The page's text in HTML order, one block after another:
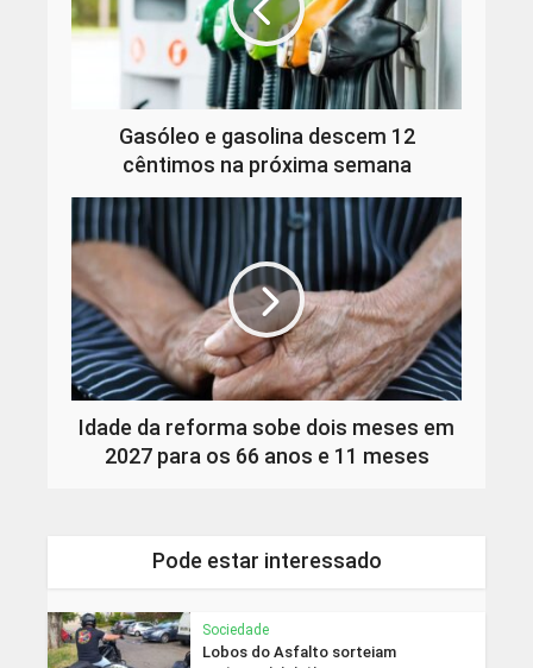
Gasóleo e gasolina descem 12
cêntimos na próxima semana
Idade da reforma sobe dois meses em
2027 para os 66 anos e 11 meses
Pode estar interessado
Sociedade
Lobos do Asfalto sorteiam